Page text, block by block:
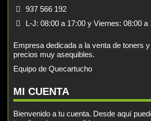
937 566 192
L-J: 08:00 a 17:00 y Viernes: 08:00 a
Empresa dedicada a la venta de toners
precios muy asequibles.
Equipo de Quecartucho
MI CUENTA
Bienvenido a tu cuenta. Desde aquí